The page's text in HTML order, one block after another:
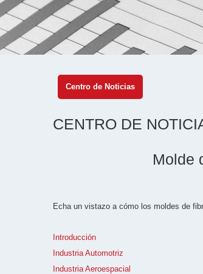
Centro de Noticias
CENTRO DE
Molde
Echa un vistazo a cómo los moldes de
Introducción
Industria Automotriz
Industria Aeroespacial